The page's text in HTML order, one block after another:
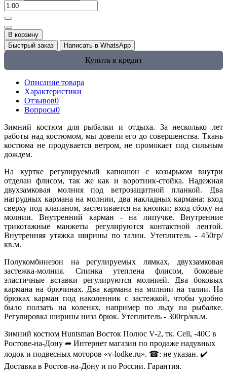
В корзину
Быстрый заказ
Написать в WhatsApp
Купить в кредит
Описание товара
Характеристики
Отзывов0
Вопросы0
Зимний костюм для рыбалки и отдыха. За несколько лет
работы над костюмом, мы довели его до совершенства. Ткань
костюма не продувается ветром, не промокает под сильным
дождем.
На куртке регулируемый капюшон с козырьком внутри
отделан флисом, так же как и воротник-стойка. Надежная
двухзамковая молния под ветрозащитной планкой. Два
нагрудных кармана на молнии, два накладных кармана: вход
сверху под клапаном, застегивается на кнопки; вход сбоку на
молнии. Внутренний карман - на липучке. Внутренние
трикотажные манжеты регулируются контактной лентой.
Внутренняя утяжка ширины по талии. Утеплитель - 450гр/
кв.м.
Полукомбинезон на регулируемых лямках, двухзамковая
застежка-молния. Спинка утеплена флисом, боковые
эластичные вставки регулируются молнией. Два боковых
кармана на брючинах. Два кармана на молнии на талии. На
брюках карман под наколенник с застежкой, чтобы удобно
было ползать на коленях, например по льду на рыбалке.
Регулировка ширины низа брюк. Утеплитель - 300гр/кв.м.
Зимний костюм Huntsman Восток Полюс V-2, тк. Cell, -40С в
Ростове-на-Дону ➦ Интернет магазин по продаже надувных
лодок и подвесных моторов «v-lodke.ru». ☎: не указан. ✔️
Доставка в Ростов-на-Дону и по России. Гарантия.